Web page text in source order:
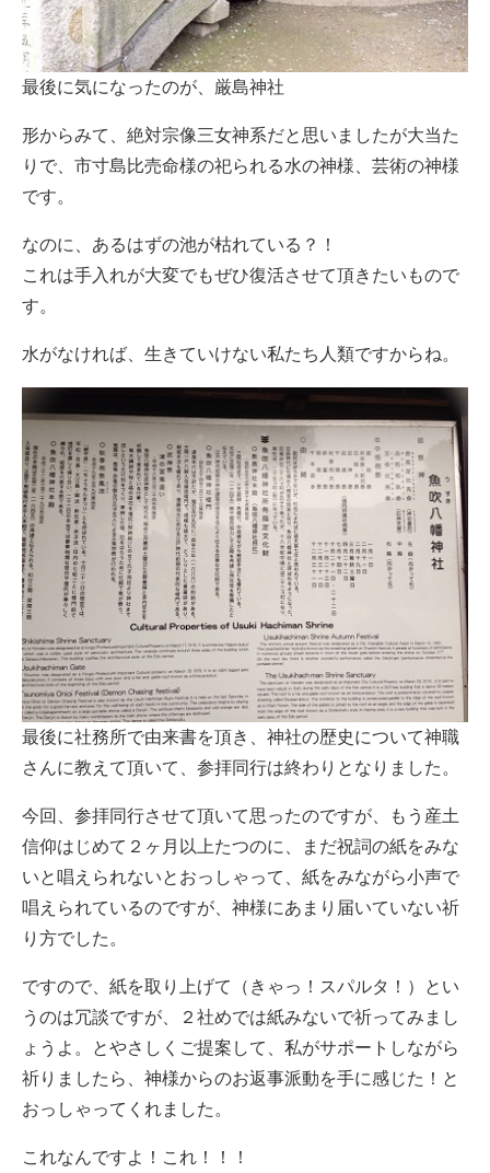
最後に気になったのが、厳島神社
形からみて、絶対宗像三女神系だと思いましたが大当た
りで、市寸島比売命様の祀られる水の神様、芸術の神様
です。
なのに、あるはずの池が枯れている？！
これは手入れが大変でもぜひ復活させて頂きたいもので
す。
水がなければ、生きていけない私たち人類ですからね。
最後に社務所で由来書を頂き、神社の歴史について神職
さんに教えて頂いて、参拝同行は終わりとなりました。
今回、参拝同行させて頂いて思ったのですが、もう産土
信仰はじめて２ヶ月以上たつのに、まだ祝詞の紙をみな
いと唱えられないとおっしゃって、紙をみながら小声で
唱えられているのですが、神様にあまり届いていない祈
り方でした。
ですので、紙を取り上げて（きゃっ！スパルタ！）とい
うのは冗談ですが、２社めでは紙みないで祈ってみまし
ょうよ。とやさしくご提案して、私がサポートしながら
祈りましたら、神様からのお返事派動を手に感じた！と
おっしゃってくれました。
これなんですよ！これ！！！